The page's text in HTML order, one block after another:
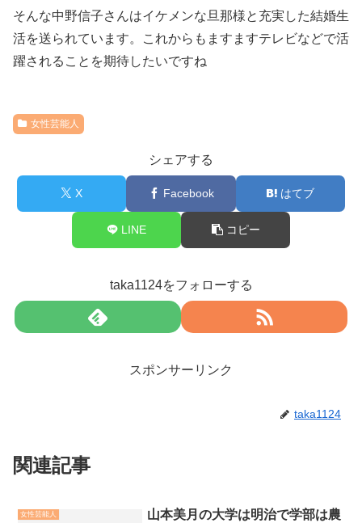
そんな中野信子さんはイケメンな旦那様と充実した結婚生
活を送られています。これからもますますテレビなどで活
躍されることを期待したいですね
女性芸能人
シェアする
X Facebook はてブ
LINE コピー
taka1124をフォローする
スポンサーリンク
taka1124
関連記事
女性芸能人
山本美月の大学は明治で学部は農